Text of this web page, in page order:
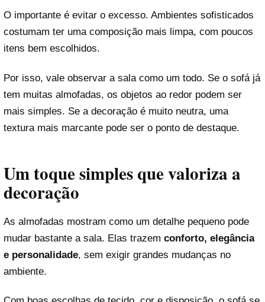
O importante é evitar o excesso. Ambientes sofisticados
costumam ter uma composição mais limpa, com poucos
itens bem escolhidos.
Por isso, vale observar a sala como um todo. Se o sofá já
tem muitas almofadas, os objetos ao redor podem ser
mais simples. Se a decoração é muito neutra, uma
textura mais marcante pode ser o ponto de destaque.
Um toque simples que valoriza a
decoração
As almofadas mostram como um detalhe pequeno pode
mudar bastante a sala. Elas trazem conforto, elegância
e personalidade, sem exigir grandes mudanças no
ambiente.